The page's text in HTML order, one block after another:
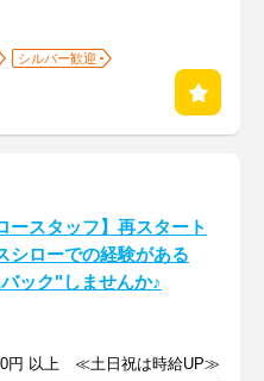
シルバー歓迎
ースタッフ】再スタート
シローでの経験がある
ック"しませんか♪
円 以上 ≪土日祝は時給UP≫